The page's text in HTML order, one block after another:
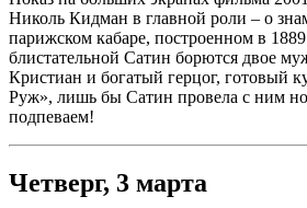
Николь Кидман в главной роли – о
парижском кабаре, построенном в
блистательной Сатин борются двое
Кристиан и богатый герцог, готовый
Руж», лишь бы Сатин провела с ним
подпеваем!
Четверг, 3 марта